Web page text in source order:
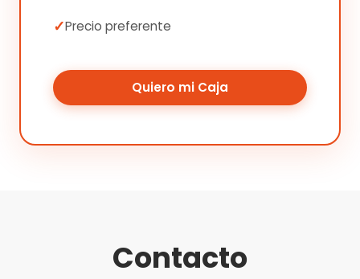
Precio preferente
Quiero mi Caja
Contacto